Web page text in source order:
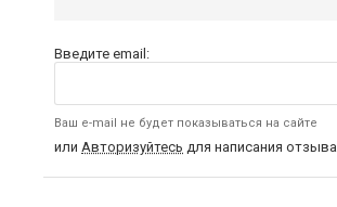
Введите email:
Ваш e-mail не будет показываться на сайте
или Авторизуйтесь для написания отзыва